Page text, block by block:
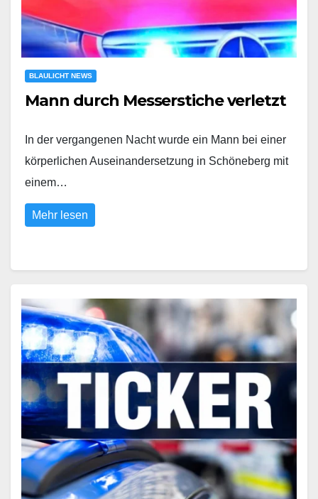
BLAULICHT NEWS
Mann durch Messerstiche verletzt
In der vergangenen Nacht wurde ein Mann bei einer
körperlichen Auseinandersetzung in Schöneberg mit
einem…
Mehr lesen